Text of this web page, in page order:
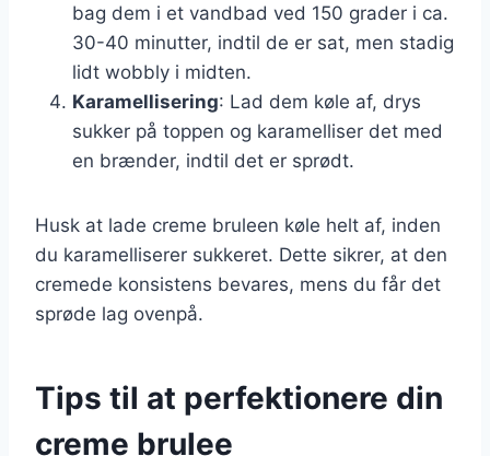
bag dem i et vandbad ved 150 grader i ca.
30-40 minutter, indtil de er sat, men stadig
lidt wobbly i midten.
Karamellisering: Lad dem køle af, drys
sukker på toppen og karamelliser det med
en brænder, indtil det er sprødt.
Husk at lade creme bruleen køle helt af, inden
du karamelliserer sukkeret. Dette sikrer, at den
cremede konsistens bevares, mens du får det
sprøde lag ovenpå.
Tips til at perfektionere din
creme brulee